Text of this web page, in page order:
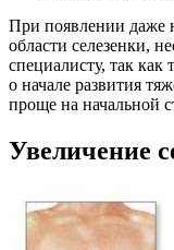
При появлении даже
области селезенки,
специалисту, так как
о начале развития
проще на начальной
Увеличение